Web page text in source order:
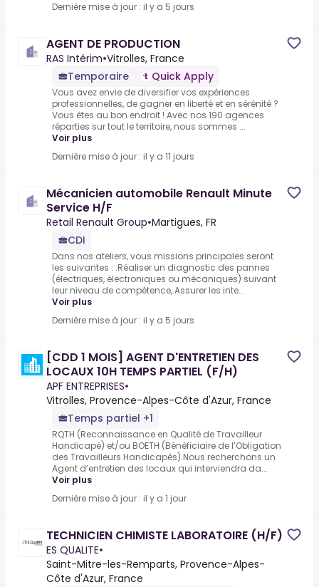
Dernière mise à jour : il y a 5 jours
AGENT DE PRODUCTION
RAS Intérim•Vitrolles, France
Temporaire
Quick Apply
Vous avez envie de diversifier vos expériences
professionnelles, de gagner en liberté et en sérénité ?
Vous êtes au bon endroit ! Avec nos 190 agences
réparties sur tout le territoire, nous sommes ...
Voir plus
Dernière mise à jour : il y a 11 jours
Mécanicien automobile Renault Minute
Service H/F
Retail Renault Group•Martigues, FR
CDI
Dans nos ateliers, vous missions principales seront
les suivantes : .Réaliser un diagnostic des pannes
(électriques, électroniques ou mécaniques) suivant
leur niveau de compétence,.Assurer les inte...
Voir plus
Dernière mise à jour : il y a 5 jours
[CDD 1 MOIS] AGENT D'ENTRETIEN DES
LOCAUX 10H TEMPS PARTIEL (F/H)
APF ENTREPRISES•
Vitrolles, Provence-Alpes-Côte d'Azur, France
Temps partiel +1
RQTH (Reconnaissance en Qualité de Travailleur
Handicapé) et/ou BOETH (Bénéficiaire de l’Obligation
des Travailleurs Handicapés).Nous recherchons un
Agent d’entretien des locaux qui interviendra da...
Voir plus
Dernière mise à jour : il y a 1 jour
TECHNICIEN CHIMISTE LABORATOIRE (H/F)
ES QUALITE•
Saint-Mitre-les-Remparts, Provence-Alpes-
Côte d'Azur, France